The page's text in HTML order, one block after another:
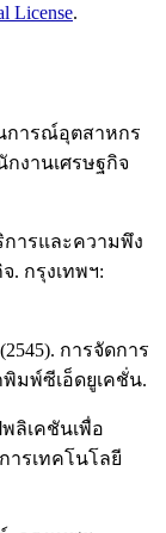
License.
การณ์อุตสาหกร
กงานเศรษฐกิจ
ารและความพึง
. กรุงเทพฯ:
การจัดการ
มพ์ซีเอ็ดยูเคชั่น.
ลิเคชันเพื่อ
ารเทคโนโลยี